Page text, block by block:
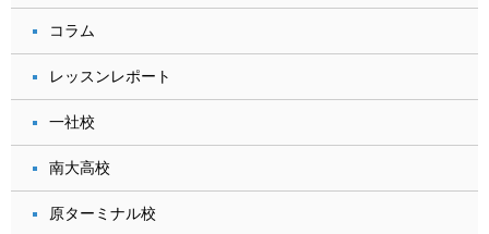
コラム
レッスンレポート
一社校
南大高校
原ターミナル校